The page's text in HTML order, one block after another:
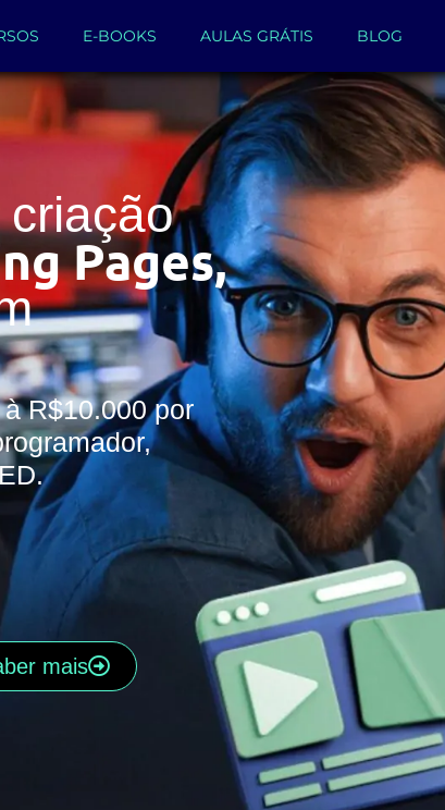
E-BOOKS AULAS GRÁTIS BLOG
Pages,
R$10.000 por
mais